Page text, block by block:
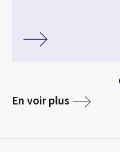
En voir plus